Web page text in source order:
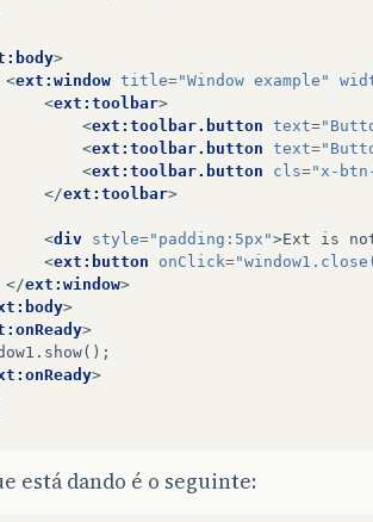
>
<ext:window title="Window example"
<ext:toolbar>
<ext:toolbar.button text=
<ext:toolbar.button text=
<ext:toolbar.button cls="x-
</ext:toolbar>
<div style="padding:5px">Ext is
<ext:button onClick=
</ext:window>
>
>
>
está dando é o seguinte: